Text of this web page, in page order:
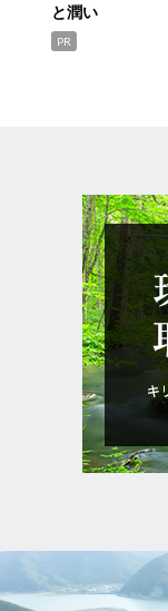
と潤い
PR